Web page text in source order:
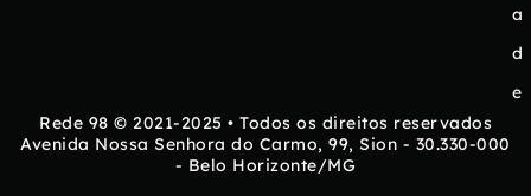
a
d
e
Rede 98 © 2021-2025 • Todos os direitos reservados
Avenida Nossa Senhora do Carmo, 99, Sion - 30.330-000
- Belo Horizonte/MG